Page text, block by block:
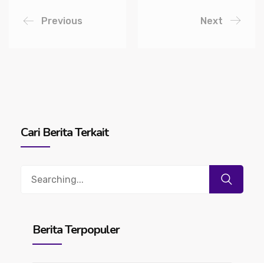
Previous Next
Cari Berita Terkait
Berita Terpopuler